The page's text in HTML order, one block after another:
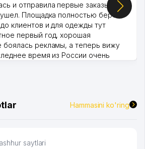
и отправила первые заказы,
Площадка полностью берет
клиентов и для одежды тут
первый год, хорошая
боялась рекламы, а теперь вижу
время из России очень
Hammasini ko'ring
saytlari